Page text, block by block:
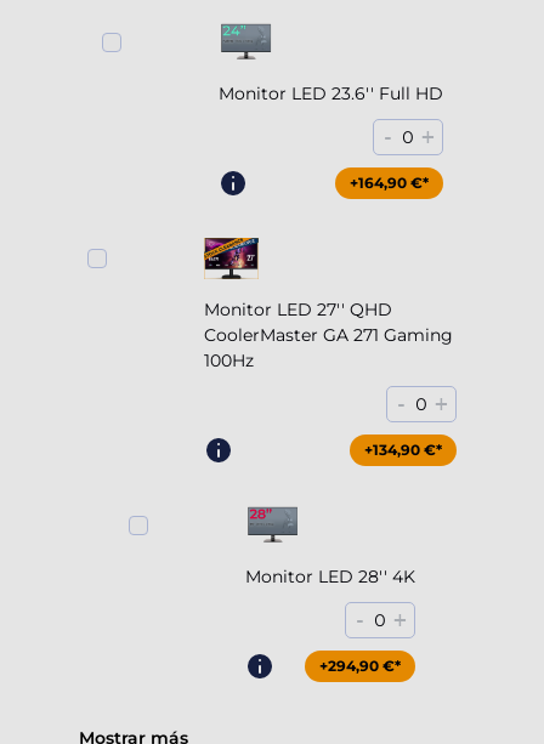
Monitor LED 23.6'' Full HD
- 0 +
+164,90 €*
Monitor LED 27'' QHD
CoolerMaster GA 271 Gaming
100Hz
- 0 +
+204,90 €*
+134,90 €*
Monitor LED 28'' 4K
- 0 +
+294,90 €*
Mostrar más